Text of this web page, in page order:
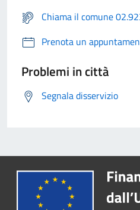
Chiama il comune
Prenota un
Problemi in città
Segnala disservizio